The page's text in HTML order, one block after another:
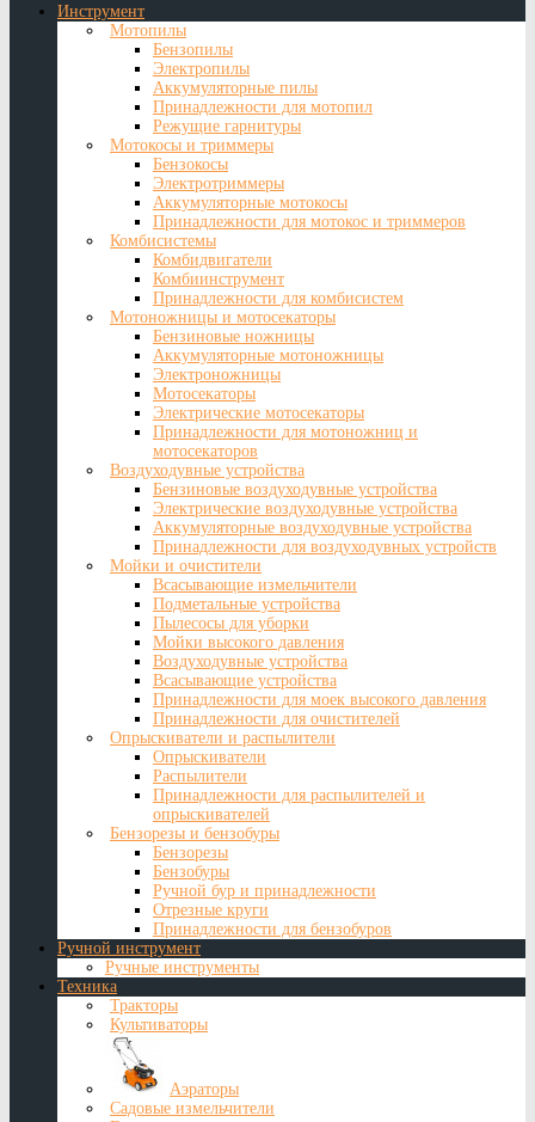
Инструмент
Мотопилы
Бензопилы
Электропилы
Аккумуляторные пилы
Принадлежности для мотопил
Режущие гарнитуры
Мотокосы и триммеры
Бензокосы
Электротриммеры
Аккумуляторные мотокосы
Принадлежности для мотокос и триммеров
Комбисистемы
Комбидвигатели
Комбиинструмент
Принадлежности для комбисистем
Мотоножницы и мотосекаторы
Бензиновые ножницы
Аккумуляторные мотоножницы
Электроножницы
Мотосекаторы
Электрические мотосекаторы
Принадлежности для мотоножниц и
мотосекаторов
Воздуходувные устройства
Бензиновые воздуходувные устройства
Электрические воздуходувные устройства
Аккумуляторные воздуходувные устройства
Принадлежности для воздуходувных устройств
Мойки и очистители
Всасывающие измельчители
Подметальные устройства
Пылесосы для уборки
Мойки высокого давления
Воздуходувные устройства
Всасывающие устройства
Принадлежности для моек высокого давления
Принадлежности для очистителей
Опрыскиватели и распылители
Опрыскиватели
Распылители
Принадлежности для распылителей и
опрыскивателей
Бензорезы и бензобуры
Бензорезы
Бензобуры
Ручной бур и принадлежности
Отрезные круги
Принадлежности для бензобуров
Ручной инструмент
Ручные инструменты
Техника
Тракторы
Культиваторы
Аэраторы
Садовые измельчители